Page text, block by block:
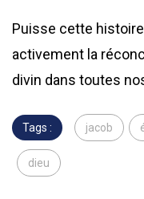
Puisse cette
activement la
divin dans toutes
Tags : jacob
dieu